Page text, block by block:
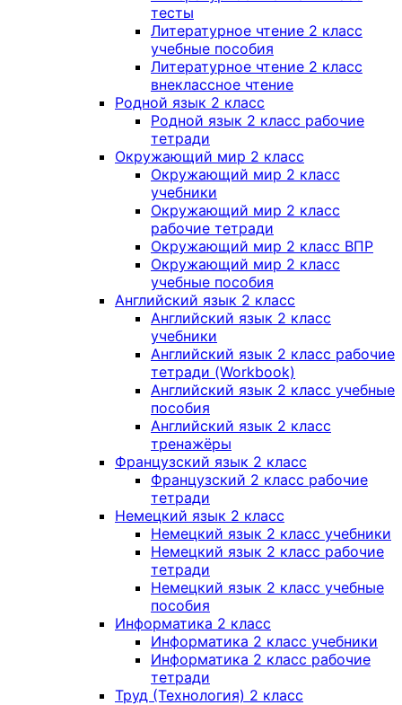
тесты
Литературное чтение 2 класс
учебные пособия
Литературное чтение 2 класс
внеклассное чтение
Родной язык 2 класс
Родной язык 2 класс рабочие
тетради
Окружающий мир 2 класс
Окружающий мир 2 класс
учебники
Окружающий мир 2 класс
рабочие тетради
Окружающий мир 2 класс ВПР
Окружающий мир 2 класс
учебные пособия
Английский язык 2 класс
Английский язык 2 класс
учебники
Английский язык 2 класс рабочие
тетради (Workbook)
Английский язык 2 класс учебные
пособия
Английский язык 2 класс
тренажёры
Французский язык 2 класс
Французский 2 класс рабочие
тетради
Немецкий язык 2 класс
Немецкий язык 2 класс учебники
Немецкий язык 2 класс рабочие
тетради
Немецкий язык 2 класс учебные
пособия
Информатика 2 класс
Информатика 2 класс учебники
Информатика 2 класс рабочие
тетради
Труд (Технология) 2 класс